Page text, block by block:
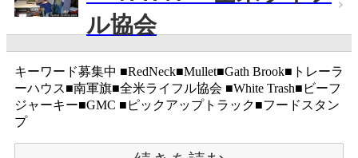
ル協会
キーワード募集中 ■RedNeck■Mullet■Gath Brook■トレーラ
ーハウス■南軍旗■全米ライフル協会 ■White Trash■ビーフ
ジャーキー■GMC ■ピックアップトラック■フードスタン
プ